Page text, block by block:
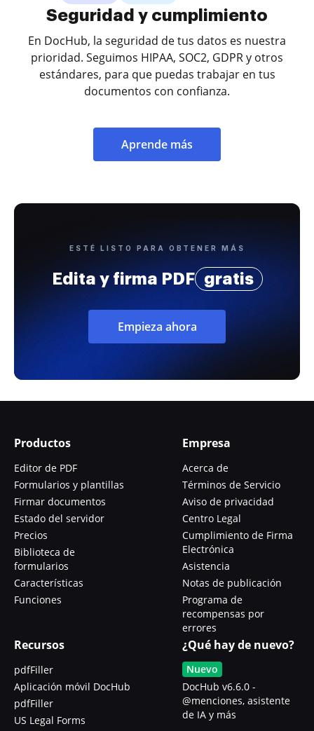
Seguridad y cumplimiento
En DocHub, la seguridad de tus datos es nuestra
prioridad. Seguimos HIPAA, SOC2, GDPR y otros
estándares, para que puedas trabajar en tus
documentos con confianza.
Aprende más
ESTÉ LISTO PARA OBTENER MÁS
Edita y firma PDF gratis
Empieza ahora
Productos
Editor de PDF
Formularios y plantillas
Firmar documentos
Estado del servidor
Precios
Biblioteca de
formularios
Características
Funciones
Empresa
Acerca de
Términos de Servicio
Aviso de privacidad
Centro Legal
Cumplimiento de Firma
Electrónica
Asistencia
Notas de publicación
Programa de
recompensas por
errores
Recursos
pdfFiller
Aplicación móvil DocHub
pdfFiller
US Legal Forms
¿Qué hay de nuevo?
Nuevo
DocHub v6.6.0 -
@menciones, asistente
de IA y más